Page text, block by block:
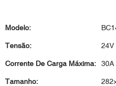
Modelo:
Tensão: 24V
Corrente De Carga Máxima: 30A
Tamanho: